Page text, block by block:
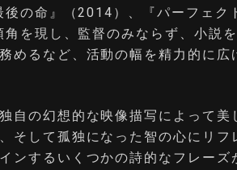
の命』（2014）、『パーフェク
を現し、監督のみならず、小説
めるなど、活動の幅を精力的に広
自の幻想的な映像描写によって美
そして孤独になった智の心にリフ
ンするいくつかの詩的なフレーズ